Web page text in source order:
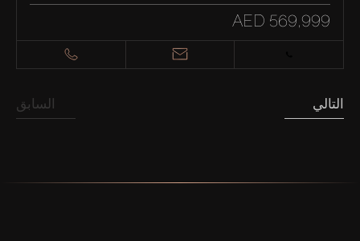
AED 569,999
السابق التالي